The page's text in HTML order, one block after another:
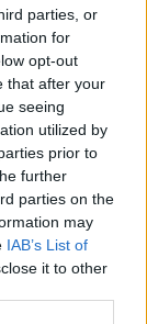
parties, or
for
opt-out
that after your
seeing
utilized by
prior to
further
parties on the
may
IAB’s List of
it to other
de
adhesivas
o sincronizar
de Microsoft.
a
fácil y fiable,
de
servicios de
y Cortana.
para PC